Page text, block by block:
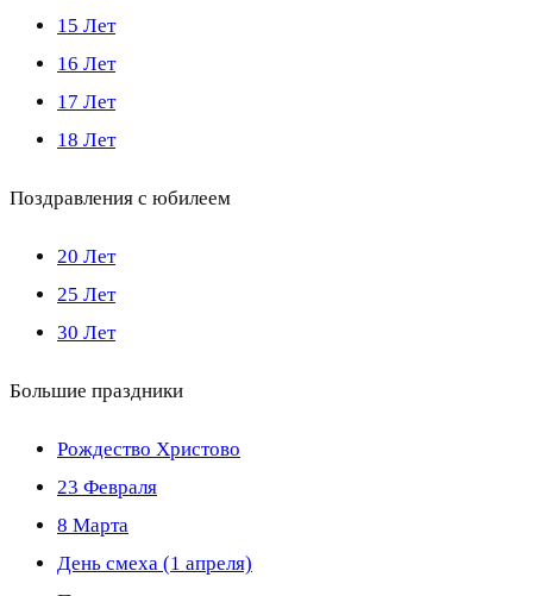
15 Лет
16 Лет
17 Лет
18 Лет
Поздравления с юбилеем
20 Лет
25 Лет
30 Лет
Большие праздники
Рождество Христово
23 Февраля
8 Марта
День смеха (1 апреля)